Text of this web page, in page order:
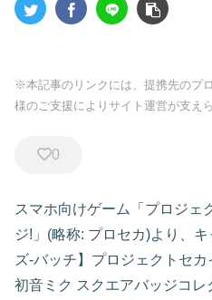
※本記事のリンクには、提携先のプ
様のご支援によりサイト運営が支え
0
スマホ向けゲーム「プロジェ
ジ!」(略称: プロセカ)より、
ズ-バッチ】プロジェクトセ
初音ミク スクエアバッジコ